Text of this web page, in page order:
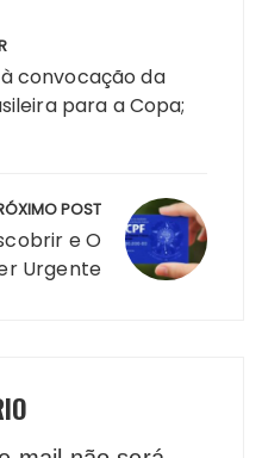
convocação da
para a Copa;
POST
e O
Urgente